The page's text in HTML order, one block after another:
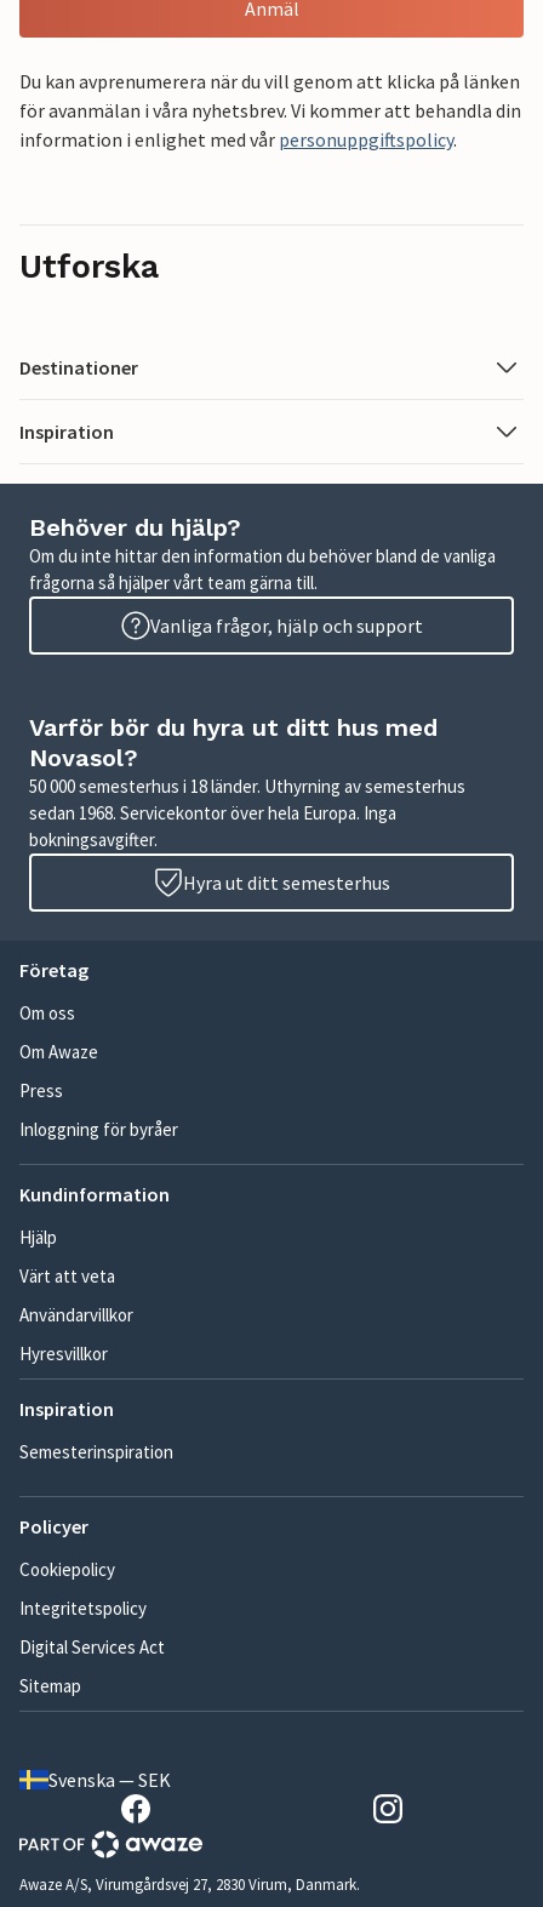
Anmäl
Du kan avprenumerera när du vill genom att klicka på länken
för avanmälan i våra nyhetsbrev. Vi kommer att behandla din
information i enlighet med vår personuppgiftspolicy.
Utforska
Destinationer
Inspiration
Behöver du hjälp?
Om du inte hittar den information du behöver bland de vanliga
frågorna så hjälper vårt team gärna till.
Vanliga frågor, hjälp och support
Varför bör du hyra ut ditt hus med
Novasol?
50 000 semesterhus i 18 länder. Uthyrning av semesterhus
sedan 1968. Servicekontor över hela Europa. Inga
bokningsavgifter.
Hyra ut ditt semesterhus
Företag
Om oss
Om Awaze
Press
Inloggning för byråer
Kundinformation
Hjälp
Värt att veta
Användarvillkor
Hyresvillkor
Inspiration
Semesterinspiration
Policyer
Cookiepolicy
Integritetspolicy
Digital Services Act
Sitemap
Svenska — SEK
Awaze A/S, Virumgårdsvej 27, 2830 Virum, Danmark.